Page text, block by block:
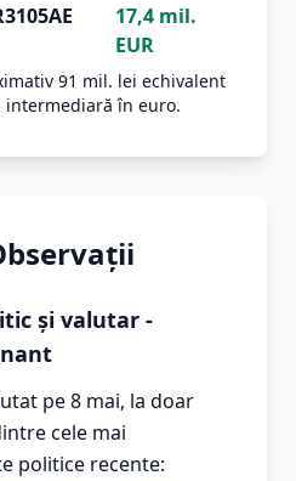
17,4 mil.
EUR
91 mil. lei echivalent
în euro.
și valutar -
pe 8 mai, la doar
cele mai
politice recente: